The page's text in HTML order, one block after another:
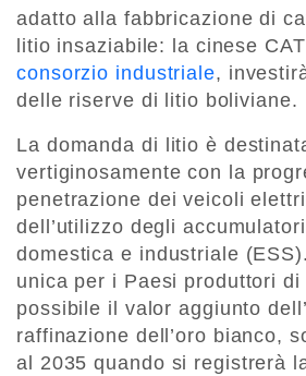
adatto alla fabbricazione di
litio insaziabile: la cinese
consorzio industriale,
delle riserve di litio boliviane.
La domanda di litio è
vertiginosamente con la
penetrazione dei veicoli
dell’utilizzo degli
domestica e industriale
unica per i Paesi produttori
possibile il valor aggiunto
raffinazione dell’oro bianco,
al 2035 quando si registrerà